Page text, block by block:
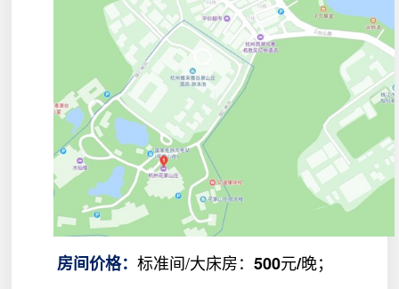
房间价格：标准间/大床房：500元/晚；